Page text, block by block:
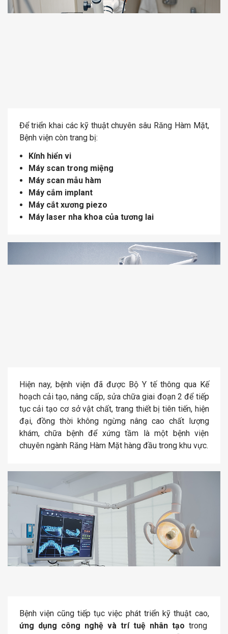
Để triển khai các kỹ thuật chuyên sâu Răng Hàm Mặt,
Bệnh viện còn trang bị:
Kính hiển vi
Máy scan trong miệng
Máy scan mẫu hàm
Máy cắm implant
Máy cắt xương piezo
Máy laser nha khoa của tương lai
Hiện nay, bệnh viện đã được Bộ Y tế thông qua Kế
hoạch cải tạo, nâng cấp, sửa chữa giai đoạn 2 để tiếp
tục cải tạo cơ sở vật chất, trang thiết bị tiên tiến, hiện
đại, đồng thời không ngừng nâng cao chất lượng
khám, chữa bệnh để xứng tầm là một bệnh viện
chuyên ngành Răng Hàm Mặt hàng đầu trong khu vực.
Bệnh viện cũng tiếp tục việc phát triển kỹ thuật cao,
ứng dụng công nghệ và trí tuệ nhân tạo trong